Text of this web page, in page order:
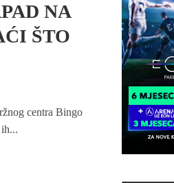
NA
ŠTO
centra Bingo